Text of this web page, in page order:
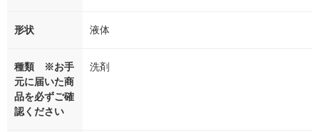
形状 液体
種類 ※お手
元に届いた商
品を必ずご確
認ください
洗剤